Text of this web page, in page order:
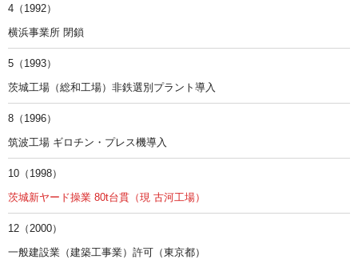
4（1992）
横浜事業所 閉鎖
5（1993）
茨城工場（総和工場）非鉄選別プラント導入
8（1996）
筑波工場 ギロチン・プレス機導入
10（1998）
茨城新ヤード操業 80t台貫（現 古河工場）
12（2000）
一般建設業（建築工事業）許可（東京都）